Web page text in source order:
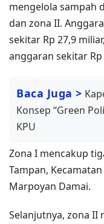
mengelola sampah
dan zona II.
sekitar Rp 27,9
anggaran sekitar Rp
Baca Juga >
Konsep “Green
KPU
Zona I mencakup
Tampan,
Marpoyan Damai.
Selanjutnya, zona II